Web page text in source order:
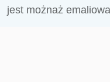
jest możnaż